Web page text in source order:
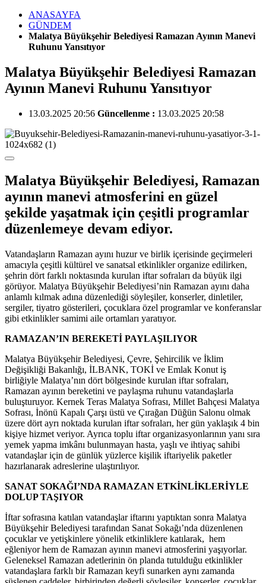
ANASAYFA
GÜNDEM
Malatya Büyükşehir Belediyesi Ramazan Ayının Manevi
Ruhunu Yansıtıyor
Malatya Büyükşehir Belediyesi Ramazan
Ayının Manevi Ruhunu Yansıtıyor
13.03.2025 20:56 Güncellenme : 13.03.2025 20:58
Malatya Büyükşehir Belediyesi, Ramazan
ayının manevi atmosferini en güzel
şekilde yaşatmak için çeşitli programlar
düzenlemeye devam ediyor.
Vatandaşların Ramazan ayını huzur ve birlik içerisinde geçirmeleri
amacıyla çeşitli kültürel ve sanatsal etkinlikler organize edilirken,
şehrin dört farklı noktasında kurulan iftar sofraları da büyük ilgi
görüyor. Malatya Büyükşehir Belediyesi’nin Ramazan ayını daha
anlamlı kılmak adına düzenlediği söyleşiler, konserler, dinletiler,
sergiler, tiyatro gösterileri, çocuklara özel programlar ve konferanslar
gibi etkinlikler samimi aile ortamları yaratıyor.
RAMAZAN’IN BEREKETİ PAYLAŞILIYOR
Malatya Büyükşehir Belediyesi, Çevre, Şehircilik ve İklim
Değişikliği Bakanlığı, İLBANK, TOKİ ve Emlak Konut iş
birliğiyle Malatya’nın dört bölgesinde kurulan iftar sofraları,
Ramazan ayının bereketini ve paylaşma ruhunu vatandaşlarla
buluşturuyor. Kernek Teras Malatya Sofrası, Millet Bahçesi Malatya
Sofrası, İnönü Kapalı Çarşı üstü ve Çırağan Düğün Salonu olmak
üzere dört ayrı noktada kurulan iftar sofraları, her gün yaklaşık 4 bin
kişiye hizmet veriyor. Ayrıca toplu iftar organizasyonlarının yanı sıra
yemek yapma imkânı bulunmayan hasta, yaşlı ve ihtiyaç sahibi
vatandaşlar için de günlük yüzlerce kişilik iftariyelik paketler
hazırlanarak adreslerine ulaştırılıyor.
SANAT SOKAĞI’NDA RAMAZAN ETKİNLİKLERİYLE
DOLUP TAŞIYOR
İftar sofrasına katılan vatandaşlar iftarını yaptıktan sonra Malatya
Büyükşehir Belediyesi tarafından Sanat Sokağı’nda düzenlenen
çocuklar ve yetişkinlere yönelik etkinliklere katılarak, hem
eğleniyor hem de Ramazan ayının manevi atmosferini yaşıyorlar.
Geleneksel Ramazan adetlerinin ön planda tutulduğu etkinlikler
vatandaşlara farklı bir Ramazan keyfi sunarken aynı zamanda